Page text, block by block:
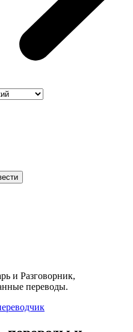
и Разговорник,
переводы.